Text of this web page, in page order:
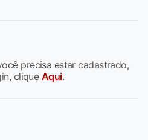
precisa estar cadastrado,
clique Aqui.